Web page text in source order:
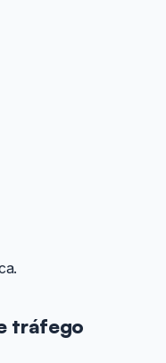
tráfego